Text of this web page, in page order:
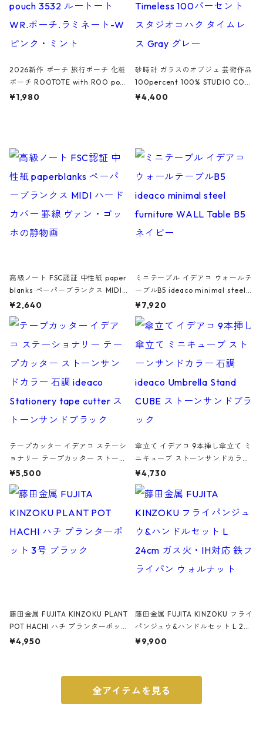
2026新作 ポーチ 旅行ポーチ 化粧
ポーチ ROOTOTE with ROO pou
ch 3532 ルートート WR.ポーチ.ラ
¥1,980
砂時計 ガラスのオブジェ 芸術作品
100percent 100% STUDIO COH
AKU Timeless 100パーセント ス
¥4,400
高級ノート FSC認証 中性紙 paper
blanks ペーパーブランクス MIDI
ハードカバー 罫線 ヴァン・ゴッホ
の静物画
¥2,640
ミニテーブル イデアコ ウォールテ
ーブルB5 ideaco minimal steel f
urniture WALL Table B5 ネイビー
¥7,920
テープカッター イデアコ ステーシ
ョナリー テープカッター ストーン
サンドカラー 石調 ideaco Station
ery tape cutter ストーンサンド
ブラック
¥5,500
傘立て イデアコ 9本挿し傘立て ミ
ニキューブ ストーンサンドカラー
石調 ideaco Umbrella Stand CUB
E ストーンサンドブラック
¥4,730
藤田金属 FUJITA KINZOKU PLANT
POT HACHI ハチ プランターポッ
ト 3号 ブラック
¥4,950
藤田金属 FUJITA KINZOKU フライ
パンジュウ&ハンドルセット L 24c
m ガス火・IH対応 鉄フライパン
¥9,900
全アイテムを見る